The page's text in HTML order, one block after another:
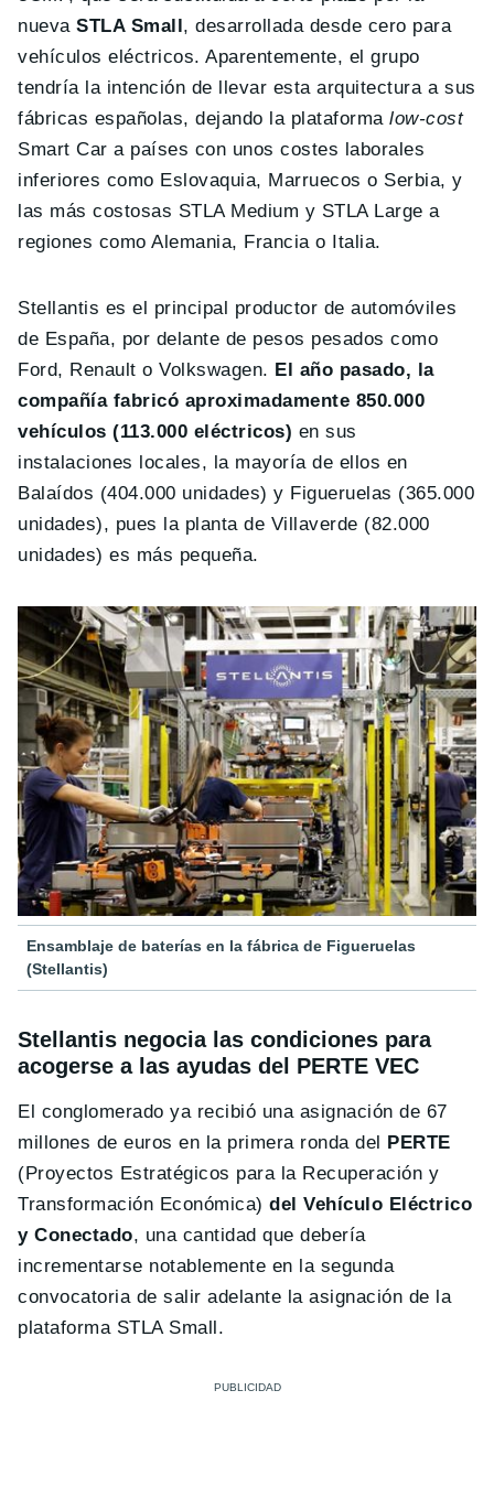
nuevaSTLA Small , desarrollada desde cero para
vehículos eléctricos. Aparentemente, el grupo
tendría la intención de llevar esta arquitectura a sus
fábricas españolas, dejando la plataformalow-cost
Smart Car a países con unos costes laborales
inferiores como Eslovaquia, Marruecos o Serbia, y
las más costosas STLA Medium y STLA Large a
regiones como Alemania, Francia o Italia.
Stellantis es el principal productor de automóviles
de España, por delante de pesos pesados como
Ford, Renault o Volkswagen. El año pasado, la
compañía fabricó aproximadamente 850.000
vehículos (113.000 eléctricos) en sus
instalaciones locales, la mayoría de ellos en
Balaídos (404.000 unidades) y Figueruelas (365.000
unidades), pues la planta de Villaverde (82.000
unidades) es más pequeña.
Ensamblaje de baterías en la fábrica de Figueruelas
(Stellantis)
Stellantis negocia las condiciones para
acogerse a las ayudas del PERTE VEC
El conglomerado ya recibió una asignación de 67
millones de euros en la primera ronda del
PERTE
(Proyectos Estratégicos para la Recuperación y
Transformación Económica) del Vehículo Eléctrico
y Conectado, una cantidad que debería
incrementarse notablemente en la segunda
convocatoria de salir adelante la asignación de la
plataforma STLA Small.